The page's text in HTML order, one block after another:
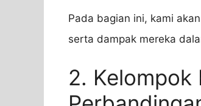
Pada bagian ini, kami
serta dampak mereka
2. Kelompok